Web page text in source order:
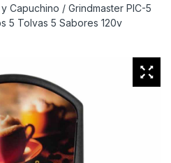
Capuchino / Grindmaster PIC-5
5 Tolvas 5 Sabores 120v